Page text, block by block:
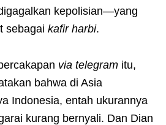
kepolisian—yang
sebagai kafir harbi.
via telegram itu,
bahwa di Asia
Indonesia, entah ukurannya
kurang bernyali. Dan Dian